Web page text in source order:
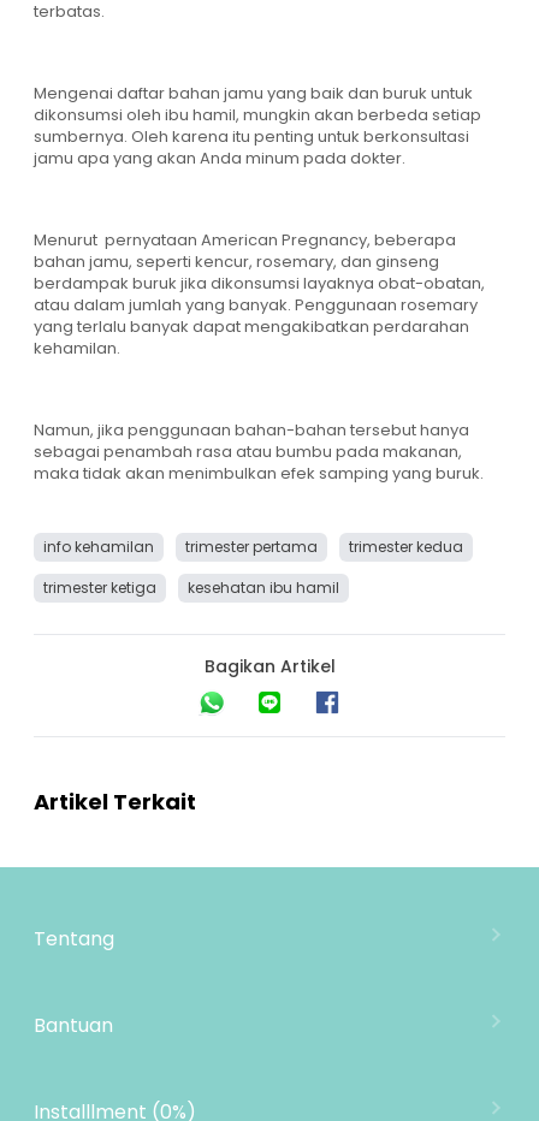
terbatas.
Mengenai daftar bahan jamu yang baik dan buruk untuk
dikonsumsi oleh ibu hamil, mungkin akan berbeda setiap
sumbernya. Oleh karena itu penting untuk berkonsultasi
jamu apa yang akan Anda minum pada dokter.
Menurut pernyataan American Pregnancy, beberapa
bahan jamu, seperti kencur, rosemary, dan ginseng
berdampak buruk jika dikonsumsi layaknya obat-obatan,
atau dalam jumlah yang banyak. Penggunaan rosemary
yang terlalu banyak dapat mengakibatkan perdarahan
kehamilan.
Namun, jika penggunaan bahan-bahan tersebut hanya
sebagai penambah rasa atau bumbu pada makanan,
maka tidak akan menimbulkan efek samping yang buruk.
info kehamilan trimester pertama
trimester kedua
trimester ketiga
kesehatan ibu hamil
Bagikan Artikel
Artikel Terkait
Tentang
Lokasi Toko
MOOIMOM Affiliate Program
Bantuan
Pengiriman
Installlment (0%)